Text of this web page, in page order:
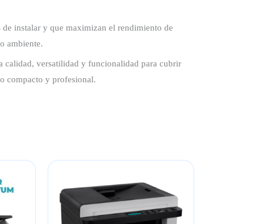
instalar y que maximizan el rendimiento de
ambiente.
calidad, versatilidad y funcionalidad para cubrir
compacto y profesional.